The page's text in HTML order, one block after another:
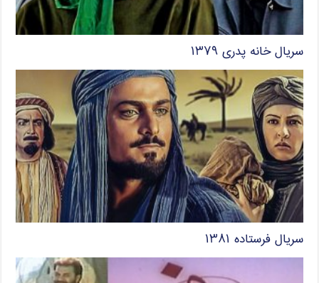
سریال خانه پدری ۱۳۷۹
سریال فرستاده ۱۳۸۱